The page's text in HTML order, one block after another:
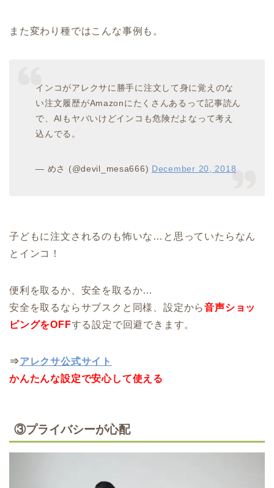
また変わり種ではこんな事例も。
インコがアレクサに勝手に注文して身に覚えのな
い注文履歴がAmazonにたくさんあるって記事読ん
で、AIもヤバいけどインコも危険だよなって考え
込んでる。
— めさ (@devil_mesa666) December 20, 2018
子どもに注文されるのも怖いな…と思っていたらなん
とインコ！
便利を取るか、安全を取るか…
安全を取るならサブスクと同様、設定から音声ショッ
ピングをOFFする設定で回避できます。
⇒アレクサ公式サイト
かんたんな設定で安心して使える
③プライバシーが心配